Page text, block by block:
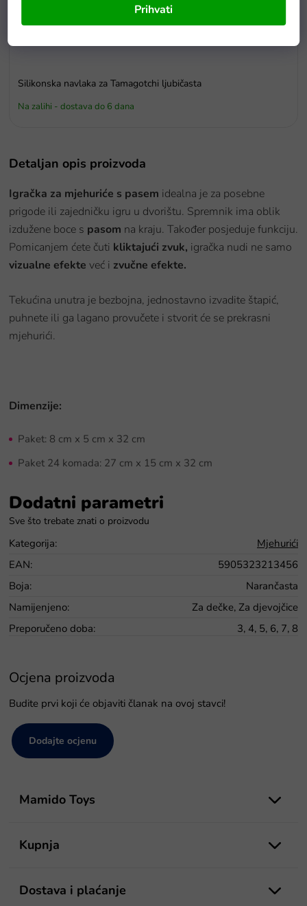
Prihvati
Silikonska navlaka za Tamagotchi ljubičasta
Na zalihi - dostava do 6 dana
Detaljan opis proizvoda
Igračka za mjehuriće s pasem idealna je za posebne
prigode ili zajedničku igru u dvorištu. Spremnik ima oblik
izdužene boce s pasom na kraju. Također posjeduje funkciju.
Pomicanjem ćete čuti kliktajući zvuk, igračka nudi ne samo
vizualne efekte već i zvučne efekte.
Tekućina unutra je bezbojna, jednostavno izvadite štapić,
puhnete ili ga lagano provučete i stvorit će se prekrasni
mjehurići.
Dimenzije:
Paket: 8 cm x 5 cm x 32 cm
Paket 24 komada: 27 cm x 15 cm x 32 cm
Dodatni parametri
Kategorija:
Mjehurići
EAN:
5905323213456
Boja:
Narančasta
Namijenjeno:
Za dečke, Za djevojčice
Preporučeno doba: 3, 4, 5, 6, 7, 8
Ocjena proizvoda
Budite prvi koji će objaviti članak na ovoj stavci!
Dodajte ocjenu
Mamido Toys
Kupnja
Dostava i plaćanje